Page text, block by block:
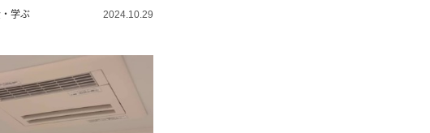
学ぶ 2024.10.29